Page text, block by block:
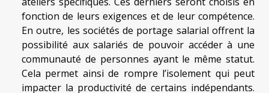
fonction de leurs exigences et de leur compétence.
En outre, les sociétés de portage salarial offrent la
possibilité aux salariés de pouvoir accéder à une
communauté de personnes ayant le même statut.
Cela permet ainsi de rompre l’isolement qui peut
impacter la productivité de certains indépendants.